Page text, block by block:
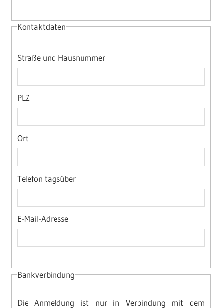
Kontaktdaten
Straße und Hausnummer
PLZ
Ort
Telefon tagsüber
E-Mail-Adresse
Bankverbindung
Die Anmeldung ist nur in Verbindung mit dem